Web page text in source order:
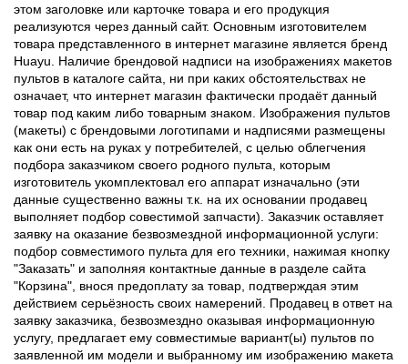
этом заголовке или карточке товара и его продукция
реализуются через данный сайт. Основным изготовителем
товара представленного в интернет магазине является бренд
Huayu. Наличие брендовой надписи на изображениях макетов
пультов в каталоге сайта, ни при каких обстоятельствах не
означает, что интернет магазин фактически продаёт данный
товар под каким либо товарным знаком. Изображения пультов
(макеты) с брендовыми логотипами и надписями размещены
как они есть на руках у потребителей, с целью облегчения
подбора заказчиком своего родного пульта, которым
изготовитель укомплектовал его аппарат изначально (эти
данные существенно важны т.к. на их основании продавец
выполняет подбор совестимой запчасти). Заказчик оставляет
заявку на оказание безвозмездной информационной услуги:
подбор совместимого пульта для его техники, нажимая кнопку
"Заказать" и заполняя контактные данные в разделе сайта
"Корзина", внося предоплату за товар, подтверждая этим
действием серьёзность своих намерений. Продавец в ответ на
заявку заказчика, безвозмездно оказывая информационную
услугу, предлагает ему совместимые вариант(ы) пультов по
заявленной им модели и выбранному им изображению макета